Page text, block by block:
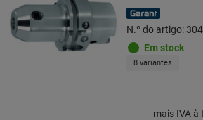
N.º do artigo:
Em stock
8 variantes
mais IVA